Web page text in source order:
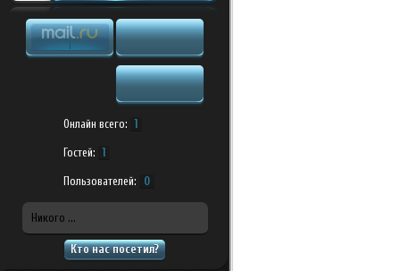
Онлайн всего: 1
Гостей: 1
Пользователей: 0
Никого ...
Кто нас посетил?